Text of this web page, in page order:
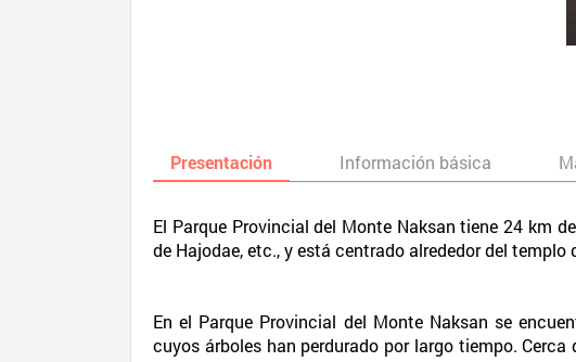
Presentación Información básica
El Parque Provincial del Monte Naksan tiene 24 km
de Hajodae, etc., y está centrado alrededor del
En el Parque Provincial del Monte Naksan se
cuyos árboles han perdurado por largo tiempo.